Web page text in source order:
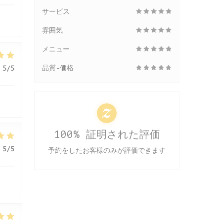
5/5
5/5
サービス
雰囲気
メニュー
品質-価格
100% 証明された評価
予約をしたお客様のみが評価できます